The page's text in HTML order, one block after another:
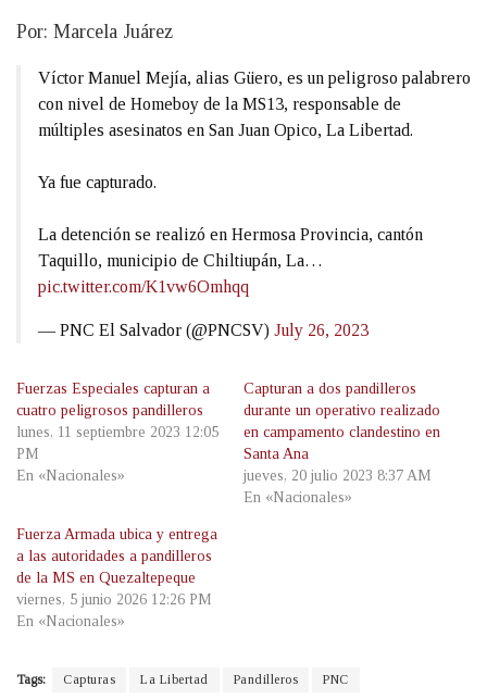
Por: Marcela Juárez
Víctor Manuel Mejía, alias Güero, es un peligroso palabrero
con nivel de Homeboy de la MS13, responsable de
múltiples asesinatos en San Juan Opico, La Libertad.
Ya fue capturado.
La detención se realizó en Hermosa Provincia, cantón
Taquillo, municipio de Chiltiupán, La…
pic.twitter.com/K1vw6Omhqq
— PNC El Salvador (@PNCSV) July 26, 2023
Fuerzas Especiales capturan a
cuatro peligrosos pandilleros
lunes, 11 septiembre 2023 12:05
PM
En «Nacionales»
Capturan a dos pandilleros
durante un operativo realizado
en campamento clandestino en
Santa Ana
jueves, 20 julio 2023 8:37 AM
En «Nacionales»
Fuerza Armada ubica y entrega
a las autoridades a pandilleros
de la MS en Quezaltepeque
viernes, 5 junio 2026 12:26 PM
En «Nacionales»
Tags: Capturas La Libertad Pandilleros PNC